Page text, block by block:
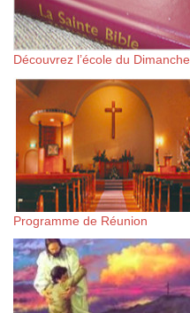
Découvrez l’école du Dimanche
Programme de Réunion